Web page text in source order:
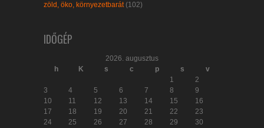
zöld, öko, környezetbarát(102)
IDŐGÉP
2026. augusztus
h
K s c p s
v
1
2
3
4 5 6 7 8
9
10
11 12 13 14 15
16
17
18 19 20 21 22
23
24
25 26 27 28 29
30